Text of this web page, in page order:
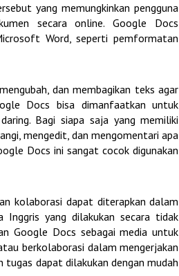
yang memungkinkan pengguna
secara online. Google Docs
Word, seperti pemformatan
dan membagikan teks agar
Docs bisa dimanfaatkan untuk
Bagi siapa saja yang memiliki
mengedit, dan mengomentari apa
Docs ini sangat cocok digunakan
kolaborasi dapat diterapkan dalam
Inggris yang dilakukan secara tidak
Google Docs sebagai media untuk
berkolaborasi dalam mengerjakan
tugas dapat dilakukan dengan mudah